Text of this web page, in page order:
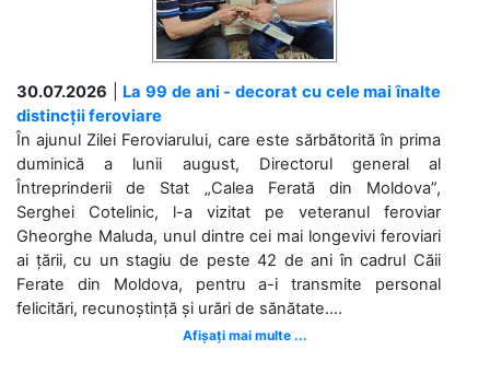
30.07.2026
La 99 de ani - decorat cu cele mai înalte
distincții feroviare
În ajunul Zilei Feroviarului, care este sărbătorită în prima
duminică a lunii august, Directorul general al
Întreprinderii de Stat „Calea Ferată din Moldova”,
Serghei Cotelinic, l-a vizitat pe veteranul feroviar
Gheorghe Maluda, unul dintre cei mai longevivi feroviari
ai țării, cu un stagiu de peste 42 de ani în cadrul Căii
Ferate din Moldova, pentru a-i transmite personal
felicitări, recunoștință și urări de sănătate....
Afișați mai multe ...